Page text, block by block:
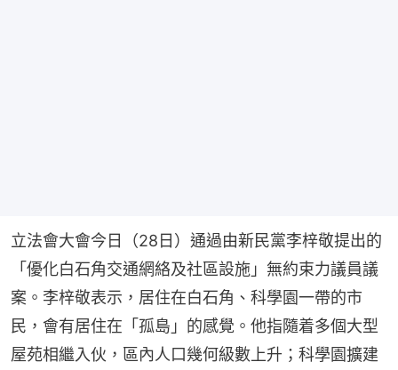
立法會大會今日（28日）通過由新民黨李梓敬提出的
「優化白石角交通網絡及社區設施」無約束力議員議
案。李梓敬表示，居住在白石角、科學園一帶的市
民，會有居住在「孤島」的感覺。他指隨着多個大型
屋苑相繼入伙，區內人口幾何級數上升；科學園擴建